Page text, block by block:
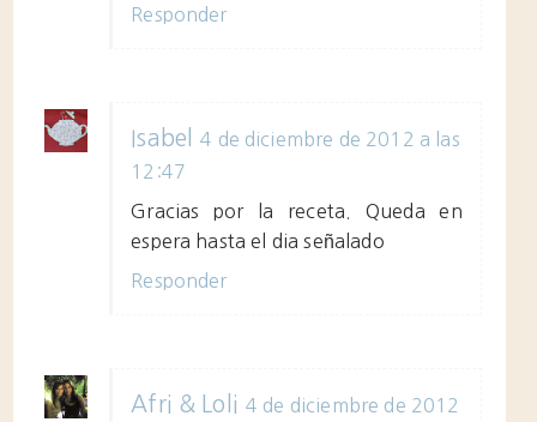
Responder
Isabel
4 de diciembre de 2012 a las
12:47
Gracias por la receta. Queda en
espera hasta el dia señalado
Responder
Afri & Loli 4 de diciembre de 2012